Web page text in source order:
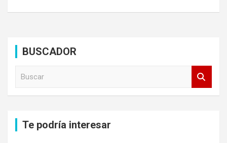
BUSCADOR
Te podría interesar